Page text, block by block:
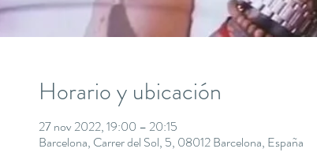
Horario y ubicación
27 nov 2022, 19:00 – 20:15
Barcelona, Carrer del Sol, 5, 08012 Barcelona, España